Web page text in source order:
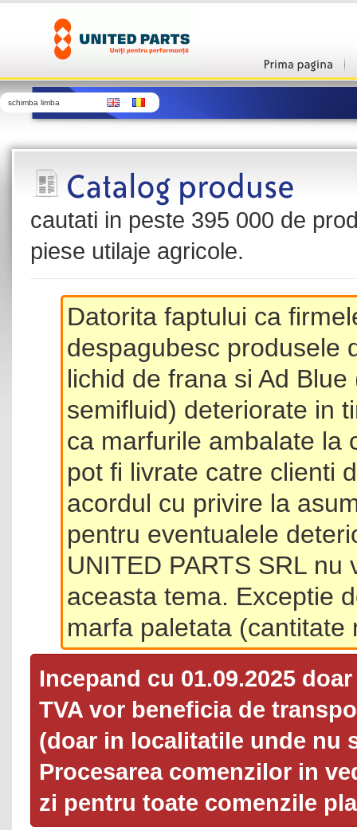
schimba limba
cautati in peste 395 000 de
piese utilaje agricole.
Datorita faptului ca
despagubesc produsele
lichid de frana si Ad
semifluid) deteriorate in
ca marfurile ambalate la
pot fi livrate catre clienti
acordul cu privire la
pentru eventualele
UNITED PARTS SRL
aceasta tema. Exceptie
marfa paletata (cantitate
Incepand cu 01.09.2025
TVA vor beneficia de
(doar in localitatile unde nu
Procesarea comenzilor in
zi pentru toate comenzile